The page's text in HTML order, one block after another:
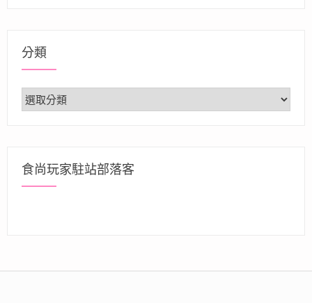
分類
分
類
食尚玩家駐站部落客